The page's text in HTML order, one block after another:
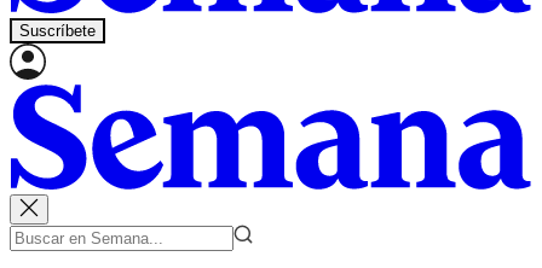
Suscríbete